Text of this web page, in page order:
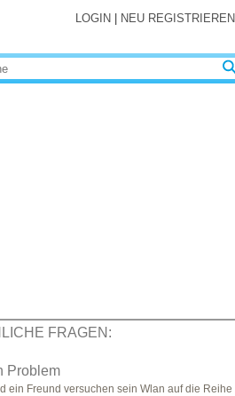
LOGIN NEU REGISTRIEREN
FRAGEN:
Problem
ein Freund versuchen sein Wlan auf die Reihe